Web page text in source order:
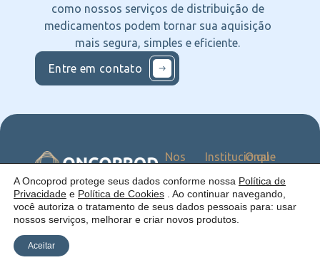
como nossos serviços de distribuição de
medicamentos podem tornar sua aquisição
mais segura, simples e eficiente.
Entre em contato
Uma empresa:
Institucional
somos
Como
atuamos
Estrutura
Blog
O que
Serviços
Catálogo
Nos
nas
Redes
A Oncoprod protege seus dados conforme nossa Política de
Privacidade e Política de Cookies . Ao continuar navegando,
você autoriza o tratamento de seus dados pessoais para: usar
nossos serviços, melhorar e criar novos produtos.
Aceitar